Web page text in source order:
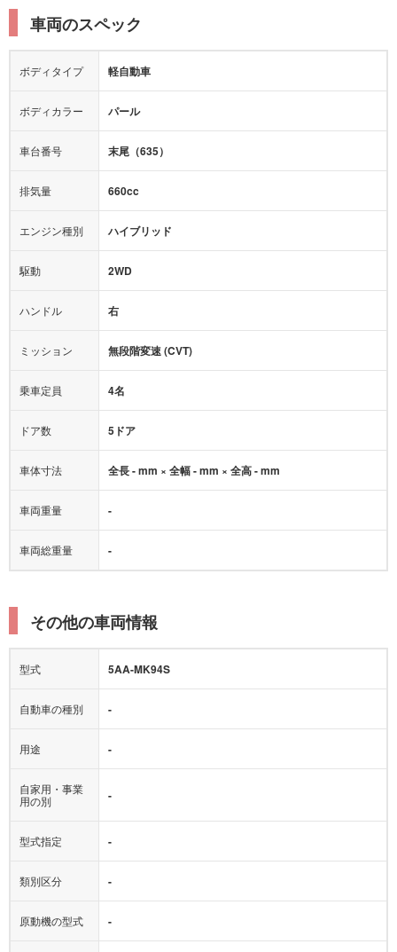
ルーフレール
エアロパーツ
ローダウン
シートヒーター
カーナビ：-
ミュージックプレイヤー接続可
後席モニター
衝突被害軽減プレーキ
カメラ：-
エアバッグ：
4エアバッグ
衝撃緩和ヘッドレスト
サポカー
アクセル踏み間違い（誤発進）防止装置
アダプティブクルーズコントロール
ヒルディセントコントロール
オートマチックハイビーム
車両のスペック
ボディタイプ 軽自動車
ボディカラー パール
車台番号 末尾（635）
排気量 660cc
エンジン種別 ハイブリッド
駆動 2WD
ハンドル 右
ミッション 無段階変速 (CVT)
乗車定員 4名
ドア数 5ドア
車体寸法 全長 - mm × 全幅 - mm × 全高 - mm
車両重量 -
車両総重量 -
その他の車両情報
型式 5AA-MK94S
自動車の種別 -
用途 -
自家用・事業
用の別
-
型式指定 -
類別区分 -
原動機の型式 -